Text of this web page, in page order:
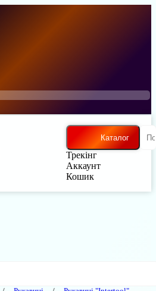
Каталог
Трекінг
Аккаунт
Кошик